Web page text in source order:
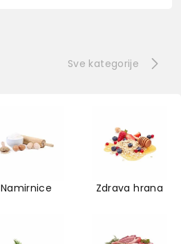
Sve kategorije
Namirnice Zdrava hrana